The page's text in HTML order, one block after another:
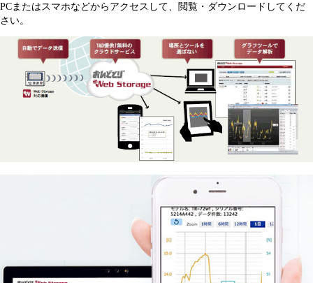
PCまたはスマホなどからアクセスして、閲覧・ダウンロードしてくだ
さい。